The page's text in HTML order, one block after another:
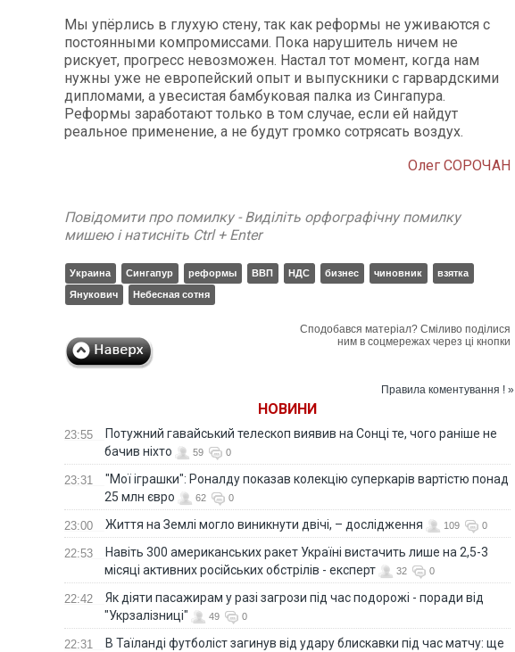
Мы упёрлись в глухую стену, так как реформы не уживаются с
постоянными компромиссами. Пока нарушитель ничем не
рискует, прогресс невозможен. Настал тот момент, когда нам
нужны уже не европейский опыт и выпускники с гарвардскими
дипломами, а увесистая бамбуковая палка из Сингапура.
Реформы заработают только в том случае, если ей найдут
реальное применение, а не будут громко сотрясать воздух.
Олег СОРОЧАН
Повідомити про помилку - Виділіть орфографічну помилку
мишею і натисніть Ctrl + Enter
Украина Сингапур реформы ВВП НДС бизнес чиновник
взятка
Янукович
Небесная сотня
Сподобався матеріал? Сміливо поділися
ним в соцмережах через ці кнопки
Правила коментування ! »
НОВИНИ
23:55
Потужний гавайський телескоп виявив на Сонці те, чого раніше не
бачив ніхто
59 0
23:31
"Мої іграшки": Роналду показав колекцію суперкарів вартістю понад
25 млн євро
62 0
23:00 Життя на Землі могло виникнути двічі, – дослідження 109 0
22:53
Навіть 300 американських ракет Україні вистачить лише на 2,5-3
місяці активних російських обстрілів - експерт
32 0
22:42
Як діяти пасажирам у разі загрози під час подорожі - поради від
"Укрзалізниці"
49 0
22:31
В Таїланді футболіст загинув від удару блискавки під час матчу: ще